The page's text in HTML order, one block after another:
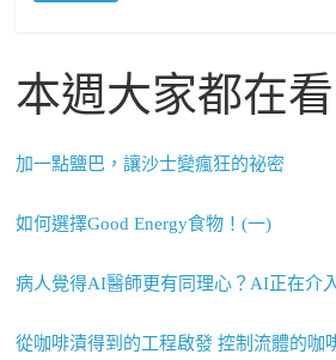
本週大家都在看
加一點鹽巴，讓沙士變瘋狂的祕密
如何選擇Good Energy食物！(一)
病人覺得AI醫師更有同理心？AI正在介
從咖啡漬得到的工程啟發 控制流體的咖